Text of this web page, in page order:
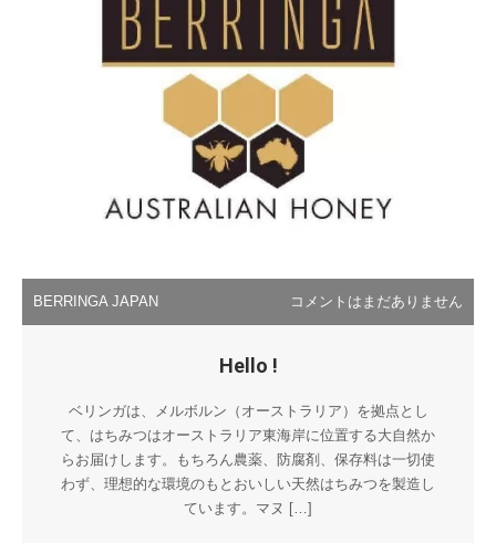
BERRINGA JAPAN コメントはまだありません
Hello !
ベリンガは、メルボルン（オーストラリア）を拠点とし
て、はちみつはオーストラリア東海岸に位置する大自然か
らお届けします。もちろん農薬、防腐剤、保存料は一切使
わず、理想的な環境のもとおいしい天然はちみつを製造し
ています。マヌ […]